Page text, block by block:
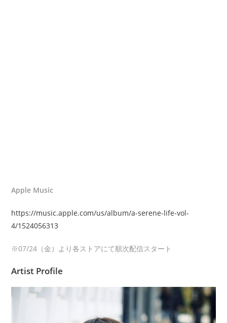
Apple Music
https://music.apple.com/us/album/a-serene-life-vol-
4/1524056313
※07/24（金）より各ストアにて順次配信スタート
Artist Profile